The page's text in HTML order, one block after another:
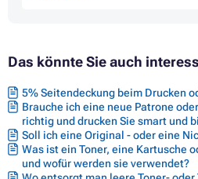
Das könnte Sie auch
5% Seitendeckung beim Drucken
Brauche ich eine neue Patrone
richtig und drucken Sie smart und
Soll ich eine Original - oder eine
Was ist ein Toner, eine Kartusche
und wofür werden sie verwendet?